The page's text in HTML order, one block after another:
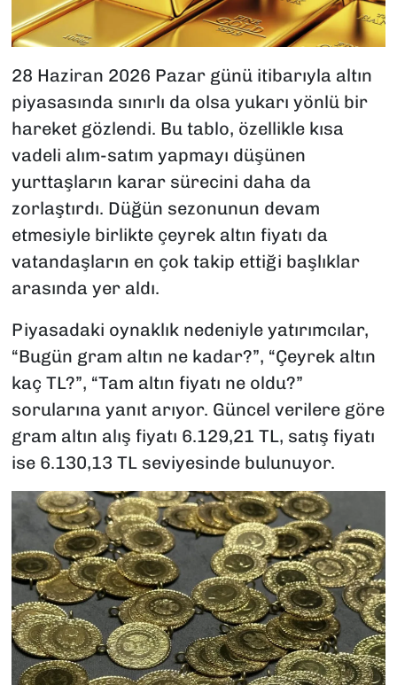
28 Haziran 2026 Pazar günü itibarıyla altın
piyasasında sınırlı da olsa yukarı yönlü bir
hareket gözlendi. Bu tablo, özellikle kısa
vadeli alım-satım yapmayı düşünen
yurttaşların karar sürecini daha da
zorlaştırdı. Düğün sezonunun devam
etmesiyle birlikte çeyrek altın fiyatı da
vatandaşların en çok takip ettiği başlıklar
arasında yer aldı.
Piyasadaki oynaklık nedeniyle yatırımcılar,
“Bugün gram altın ne kadar?”, “Çeyrek altın
kaç TL?”, “Tam altın fiyatı ne oldu?”
sorularına yanıt arıyor. Güncel verilere göre
gram altın alış fiyatı 6.129,21 TL, satış fiyatı
ise 6.130,13 TL seviyesinde bulunuyor.